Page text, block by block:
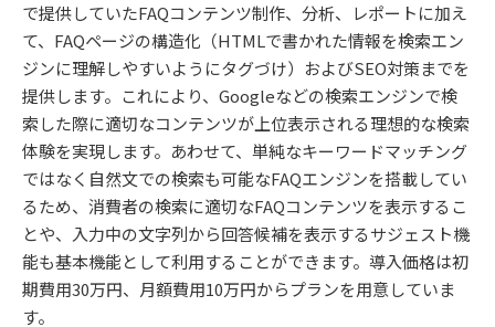
で提供していたFAQコンテンツ制作、分析、レポートに加え
て、FAQページの構造化（HTMLで書かれた情報を検索エン
ジンに理解しやすいようにタグづけ）およびSEO対策までを
提供します。これにより、Googleなどの検索エンジンで検
索した際に適切なコンテンツが上位表示される理想的な検索
体験を実現します。あわせて、単純なキーワードマッチング
ではなく自然文での検索も可能なFAQエンジンを搭載してい
るため、消費者の検索に適切なFAQコンテンツを表示するこ
とや、入力中の文字列から回答候補を表示するサジェスト機
能も基本機能として利用することができます。導入価格は初
期費用30万円、月額費用10万円からプランを用意していま
す。